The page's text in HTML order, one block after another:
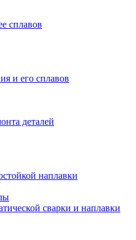
сплавов
и его сплавов
деталей
наплавки
сварки и наплавки